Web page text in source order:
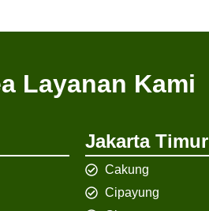
Layanan Kami
Jakarta Timur
Cakung
Cipayung